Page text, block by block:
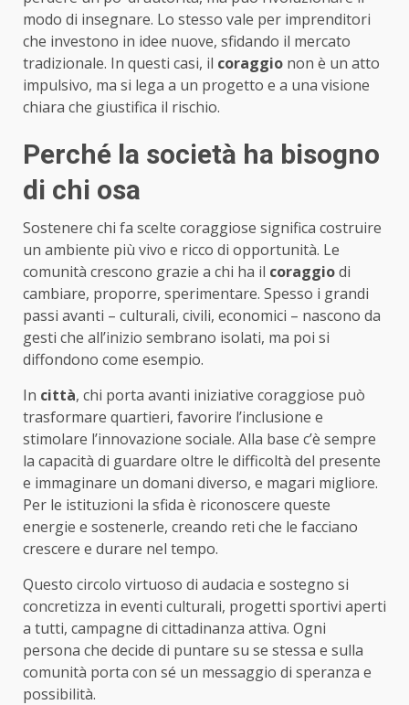
modo di insegnare. Lo stesso vale per imprenditori
che investono in idee nuove, sfidando il mercato
tradizionale. In questi casi, il coraggio non è un atto
impulsivo, ma si lega a un progetto e a una visione
chiara che giustifica il rischio.
Perché la società ha bisogno
di chi osa
Sostenere chi fa scelte coraggiose significa costruire
un ambiente più vivo e ricco di opportunità. Le
comunità crescono grazie a chi ha il coraggiodi
cambiare, proporre, sperimentare. Spesso i grandi
passi avanti – culturali, civili, economici – nascono da
gesti che all’inizio sembrano isolati, ma poi si
diffondono come esempio.
In città, chi porta avanti iniziative coraggiose può
trasformare quartieri, favorire l’inclusione e
stimolare l’innovazione sociale. Alla base c’è sempre
la capacità di guardare oltre le difficoltà del presente
e immaginare un domani diverso, e magari migliore.
Per le istituzioni la sfida è riconoscere queste
energie e sostenerle, creando reti che le facciano
crescere e durare nel tempo.
Questo circolo virtuoso di audacia e sostegno si
concretizza in eventi culturali, progetti sportivi aperti
a tutti, campagne di cittadinanza attiva. Ogni
persona che decide di puntare su se stessa e sulla
comunità porta con sé un messaggio di speranza e
possibilità.